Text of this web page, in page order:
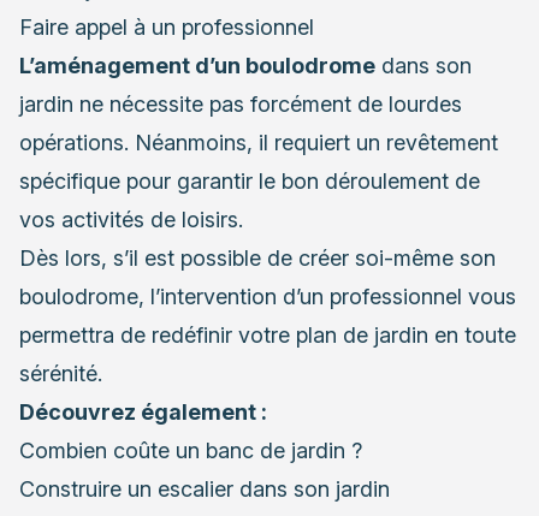
Faire appel à un professionnel
L’aménagement d’un boulodrome dans son
jardin ne nécessite pas forcément de lourdes
opérations. Néanmoins, il requiert un revêtement
spécifique pour garantir le bon déroulement de
vos activités de loisirs.
Dès lors, s’il est possible de créer soi-même son
boulodrome, l’intervention d’un professionnel vous
permettra de redéfinir votre plan de jardin en toute
sérénité.
Découvrez également :
Combien coûte un banc de jardin ?
Construire un escalier dans son jardin